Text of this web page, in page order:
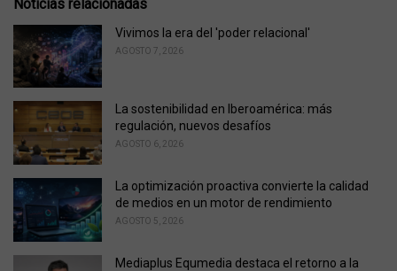
r
e
Noticias relacionadas
Vivimos la era del 'poder relacional'
AGOSTO 7, 2026
La sostenibilidad en Iberoamérica: más
regulación, nuevos desafíos
AGOSTO 6, 2026
La optimización proactiva convierte la calidad
de medios en un motor de rendimiento
AGOSTO 5, 2026
Mediaplus Equmedia destaca el retorno a la